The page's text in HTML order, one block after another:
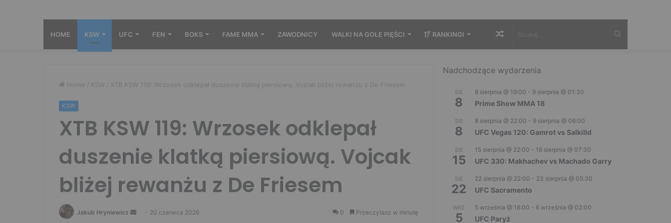
HOME KSW UFC FEN BOKS FAME MMA ZAWODNICY WALKI NA GOŁE PIĘŚCI RANKINGI Losowy
Home / KSW / XTB KSW 119: Wrzosek odklepał duszenie klatką piersiową. Vojcak bliżej rewanżu z De Friesem
KSW
XTB KSW 119: Wrzosek odklepał
duszenie klatką piersiową. Vojcak
bliżej rewanżu z De Friesem
Jakub Hryniewicz
Send 20 czerwca 2026 0 Przeczytasz w minutę
Nadchodzące wydarzenia
SIE
8
8 sierpnia @ 19:00 - 9 sierpnia @ 01:30
Prime Show MMA 18
SIE
8
8 sierpnia @ 22:00 - 9 sierpnia @ 06:00
UFC Vegas 120: Gamrot vs Salkilld
SIE
15
15 sierpnia @ 22:00 - 16 sierpnia @ 07:30
UFC 330: Makhachev vs Machado Garry
SIE
22
22 sierpnia @ 22:00 - 23 sierpnia @ 05:30
UFC Sacramento
WRZ
5
5 września @ 18:00 - 6 września @ 02:00
UFC Paryż